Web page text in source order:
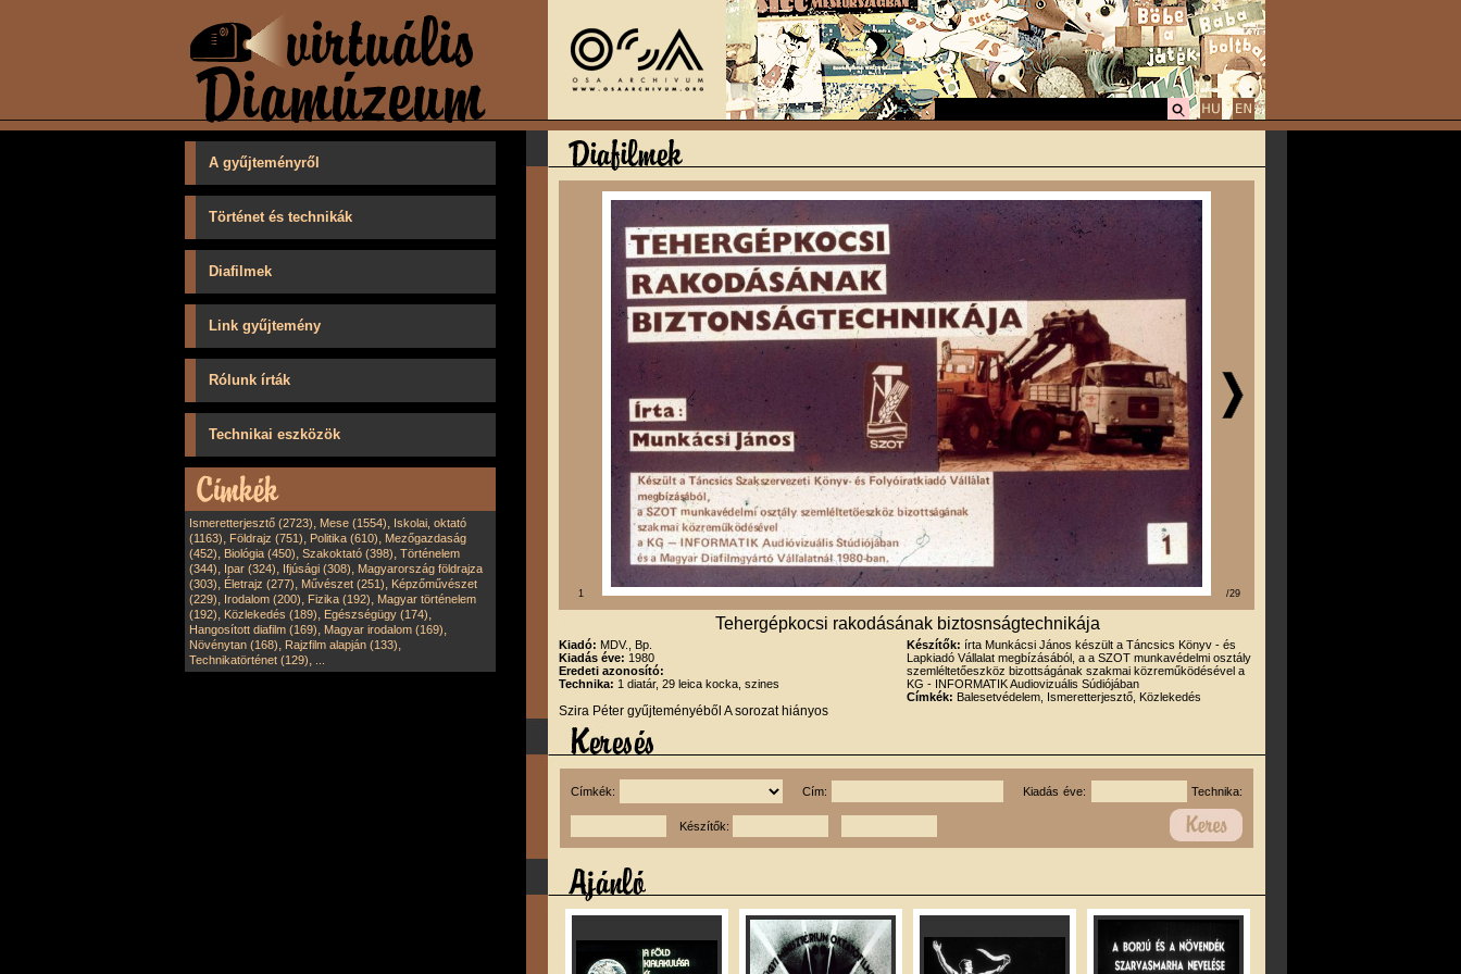
A gyűjteményről
Történet és technikák
Diafilmek
Link gyűjtemény
Rólunk írták
Technikai eszközök
Ismeretterjesztő (2723), Mese (1554), Iskolai, oktató
(1163), Földrajz (751), Politika (610), Mezőgazdaság
(452), Biológia (450), Szakoktató (398), Történelem
(344), Ipar (324), Ifjúsági (308), Magyarország földrajza
(303), Életrajz (277), Művészet (251), Képzőművészet
(229), Irodalom (200), Fizika (192), Magyar történelem
(192), Közlekedés (189), Egészségügy (174),
Hangosított diafilm (169), Magyar irodalom (169),
Növénytan (168), Rajzfilm alapján (133),
Technikatörténet (129),
1 /29
Tehergépkocsi rakodásának biztosnságtechnikája
Kiadó: MDV., Bp.
Kiadás éve: 1980
Eredeti azonosító:
Technika: 1 diatár, 29 leica kocka, szines
Készítők: írta Munkácsi János készült a Táncsics Könyv - és
Lapkiadó Vállalat megbízásából, a a SZOT munkavédelmi osztály
szemléltetőeszköz bizottságának szakmai közreműködésével a
KG - INFORMATIK Audiovizuális Súdiójában
Címkék: Balesetvédelem, Ismeretterjesztő, Közlekedés
Szira Péter gyűjteményéből A sorozat hiányos
Címkék: Cím: Kiadás éve: Technika:
Készítők: